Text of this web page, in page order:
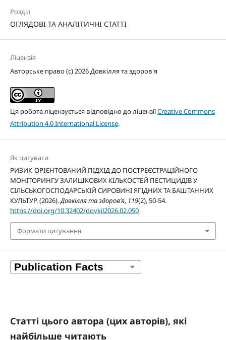
Розділ
ОГЛЯДОВІ ТА АНАЛІТИЧНІ СТАТТІ
Ліцензія
Авторське право (c) 2026 Довкілля та здоров'я
Ця робота ліцензується відповідно до ліцензіїCreative Commons
Attribution 4.0 International License.
Як цитувати
РИЗИК-ОРІЄНТОВАНИЙ ПІДХІД ДО ПОСТРЕЄСТРАЦІЙНОГО
МОНІТОРИНГУ ЗАЛИШКОВИХ КІЛЬКОСТЕЙ ПЕСТИЦИДІВ У
СІЛЬСЬКОГОСПОДАРСЬКІЙ СИРОВИНІ ЯГІДНИХ ТА БАШТАННИХ
КУЛЬТУР. (2026).Довкілля та здоров’я, 119(2), 50-54.
https://doi.org/10.32402/dovkil2026.02.050
Формати цитування
Статті цього автора (цих авторів), які
найбільше читають